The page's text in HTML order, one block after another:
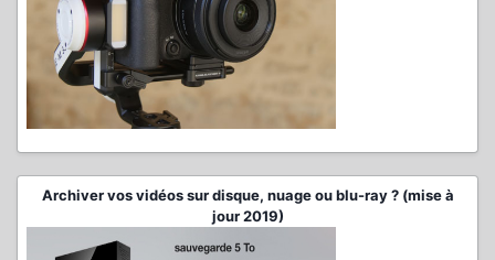
Archiver vos vidéos sur disque, nuage ou blu-ray ? (mise à
jour 2019)